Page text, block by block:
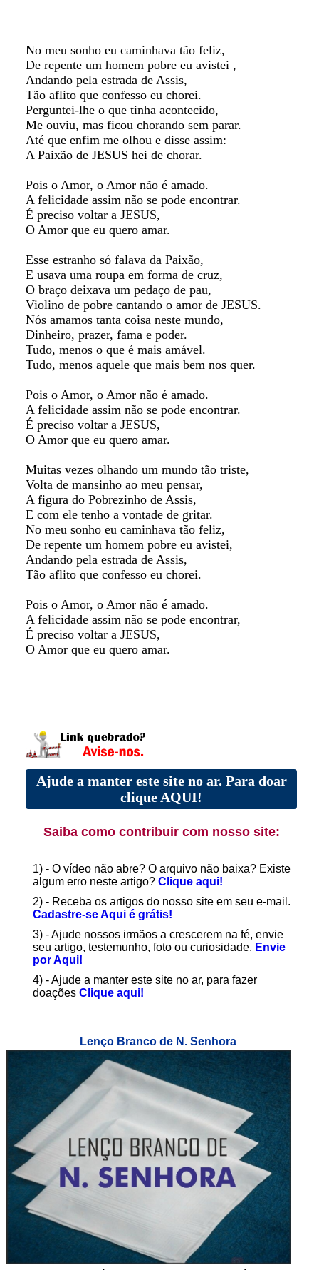
No meu sonho eu caminhava tão feliz,
De repente um homem pobre eu avistei ,
Andando pela estrada de Assis,
Tão aflito que confesso eu chorei.
Perguntei-lhe o que tinha acontecido,
Me ouviu, mas ficou chorando sem parar.
Até que enfim me olhou e disse assim:
A Paixão de JESUS hei de chorar.
Pois o Amor, o Amor não é amado.
A felicidade assim não se pode encontrar.
É preciso voltar a JESUS,
O Amor que eu quero amar.
Esse estranho só falava da Paixão,
E usava uma roupa em forma de cruz,
O braço deixava um pedaço de pau,
Violino de pobre cantando o amor de JESUS.
Nós amamos tanta coisa neste mundo,
Dinheiro, prazer, fama e poder.
Tudo, menos o que é mais amável.
Tudo, menos aquele que mais bem nos quer.
Pois o Amor, o Amor não é amado.
A felicidade assim não se pode encontrar.
É preciso voltar a JESUS,
O Amor que eu quero amar.
Muitas vezes olhando um mundo tão triste,
Volta de mansinho ao meu pensar,
A figura do Pobrezinho de Assis,
E com ele tenho a vontade de gritar.
No meu sonho eu caminhava tão feliz,
De repente um homem pobre eu avistei,
Andando pela estrada de Assis,
Tão aflito que confesso eu chorei.
Pois o Amor, o Amor não é amado.
A felicidade assim não se pode encontrar,
É preciso voltar a JESUS,
O Amor que eu quero amar.
Ajude a manter este site no ar. Para doar
clique AQUI!
Saiba como contribuir com nosso site:
1) - O vídeo não abre? O arquivo não baixa? Existe
algum erro neste artigo? Clique aqui!
2) - Receba os artigos do nosso site em seu e-mail.
Cadastre-se Aqui é grátis!
3) - Ajude nossos irmãos a crescerem na fé, envie
seu artigo, testemunho, foto ou curiosidade. Envie
por Aqui!
4) - Ajude a manter este site no ar, para fazer
doações Clique aqui!
Lenço Branco de N. Senhora